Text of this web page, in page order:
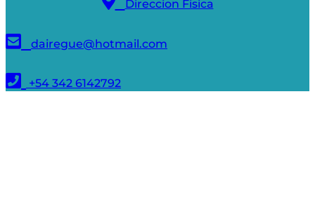
Direccion Fisica
dairegue@hotmail.com
+54 342 6142792